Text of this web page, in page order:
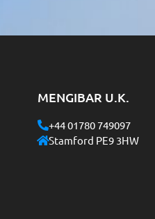
MENGIBAR U.K.
+44 01780 749097
Stamford PE9 3HW